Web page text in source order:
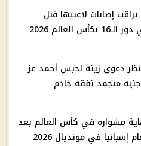
إصابات لاعبيها قبل
العالم 2026
دعوى زينة لحبس أحمد عز
مشواره في كأس العالم بعد
إسبانيا في مونديال 2026